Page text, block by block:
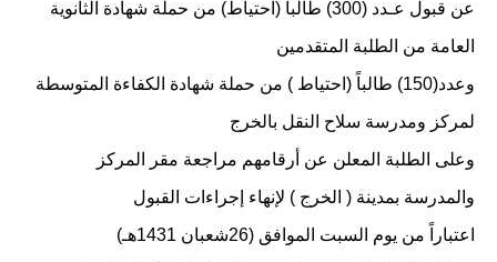
عن قبول عـدد (300) طالباً (احتياط) من حملة شهادة الثانوية
العامة من الطلبة المتقدمين
وعدد(150) طالباً (احتياط ) من حملة شهادة الكفاءة المتوسطة
لمركز ومدرسة سلاح النقل بالخرج
وعلى الطلبة المعلن عن أرقامهم مراجعة مقر المركز
والمدرسة بمدينة ( الخرج ) لإنهاء إجراءات القبول
اعتباراً من يوم السبت الموافق (26شعبان 1431هـ)